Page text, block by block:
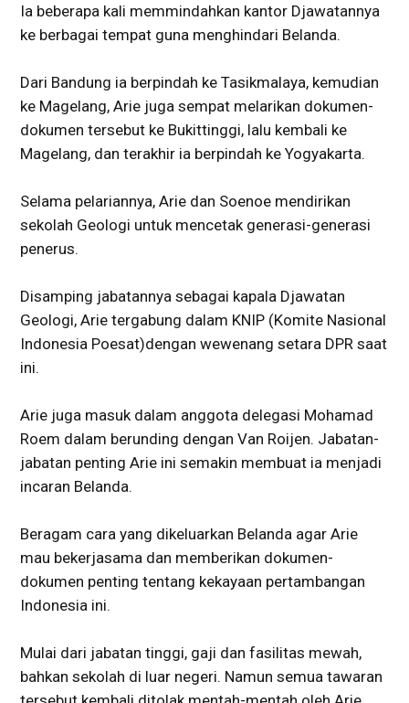
Ia beberapa kali memmindahkan kantor Djawatannya
ke berbagai tempat guna menghindari Belanda.
Dari Bandung ia berpindah ke Tasikmalaya, kemudian
ke Magelang, Arie juga sempat melarikan dokumen-
dokumen tersebut ke Bukittinggi, lalu kembali ke
Magelang, dan terakhir ia berpindah ke Yogyakarta.
Selama pelariannya, Arie dan Soenoe mendirikan
sekolah Geologi untuk mencetak generasi-generasi
penerus.
Disamping jabatannya sebagai kapala Djawatan
Geologi, Arie tergabung dalam KNIP (Komite Nasional
Indonesia Poesat)dengan wewenang setara DPR saat
ini.
Arie juga masuk dalam anggota delegasi Mohamad
Roem dalam berunding dengan Van Roijen. Jabatan-
jabatan penting Arie ini semakin membuat ia menjadi
incaran Belanda.
Beragam cara yang dikeluarkan Belanda agar Arie
mau bekerjasama dan memberikan dokumen-
dokumen penting tentang kekayaan pertambangan
Indonesia ini.
Mulai dari jabatan tinggi, gaji dan fasilitas mewah,
bahkan sekolah di luar negeri. Namun semua tawaran